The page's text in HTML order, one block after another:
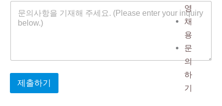
영
채
용
문
의
하
기
제출하기